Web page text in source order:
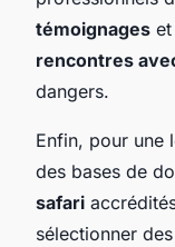
témoignages
rencontres
dangers.
Enfin, pour une
des bases de
safari
sélectionner